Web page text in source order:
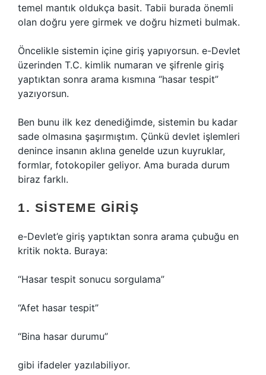
temel mantık oldukça basit. Tabii burada önemli
olan doğru yere girmek ve doğru hizmeti bulmak.
Öncelikle sistemin içine giriş yapıyorsun. e-Devlet
üzerinden T.C. kimlik numaran ve şifrenle giriş
yaptıktan sonra arama kısmına “hasar tespit”
yazıyorsun.
Ben bunu ilk kez denediğimde, sistemin bu kadar
sade olmasına şaşırmıştım. Çünkü devlet işlemleri
denince insanın aklına genelde uzun kuyruklar,
formlar, fotokopiler geliyor. Ama burada durum
biraz farklı.
1. SISTEME GIRIŞ
e-Devlet’e giriş yaptıktan sonra arama çubuğu en
kritik nokta. Buraya:
“Hasar tespit sonucu sorgulama”
“Afet hasar tespit”
“Bina hasar durumu”
gibi ifadeler yazılabiliyor.